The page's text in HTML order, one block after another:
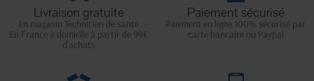
Livraison gratuite
En magasin Technicien de santé
En France à domicile à partir de 99€
d'achats
Paiement sécurisé
Paiement en ligne 100% sécurisé par
carte bancaire ou Paypal